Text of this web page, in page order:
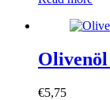
€5,75